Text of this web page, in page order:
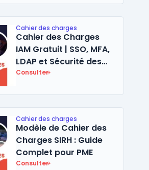
Cahier des charges
Cahier des Charges
IAM Gratuit | SSO, MFA,
LDAP et Sécurité des
Accès
Consulter
Cahier des charges
Modèle de Cahier des
Charges SIRH : Guide
Complet pour PME
Consulter